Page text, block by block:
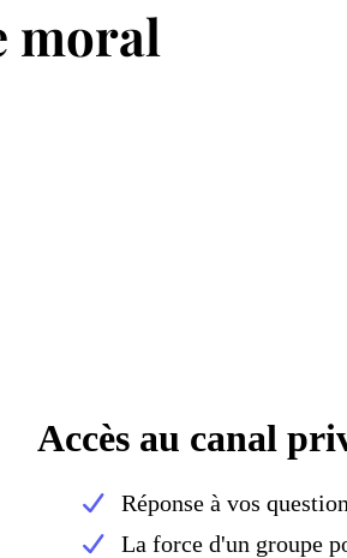
moral
Accès au canal
Réponse à vos
La force d'un groupe